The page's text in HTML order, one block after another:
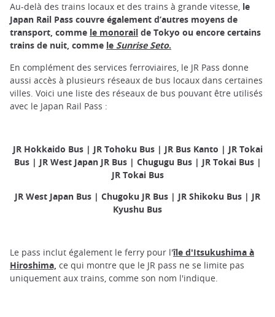
Au-delà des trains locaux et des trains à grande vitesse, le
Japan Rail Pass couvre également d’autres moyens de
transport, comme le monorail de Tokyo ou encore certains
trains de nuit, comme le Sunrise Seto.
En complément des services ferroviaires, le JR Pass donne
aussi accès à plusieurs réseaux de bus locaux dans certaines
villes. Voici une liste des réseaux de bus pouvant être utilisés
avec le Japan Rail Pass :
JR Hokkaido Bus | JR Tohoku Bus | JR Bus Kanto | JR Tokai
Bus | JR West Japan JR Bus | Chugugu Bus | JR Tokai Bus |
JR Tokai Bus
JR West Japan Bus | Chugoku JR Bus | JR Shikoku Bus | JR
Kyushu Bus
Le pass inclut également le ferry pour l'île d'Itsukushima à
Hiroshima, ce qui montre que le JR pass ne se limite pas
uniquement aux trains, comme son nom l'indique.